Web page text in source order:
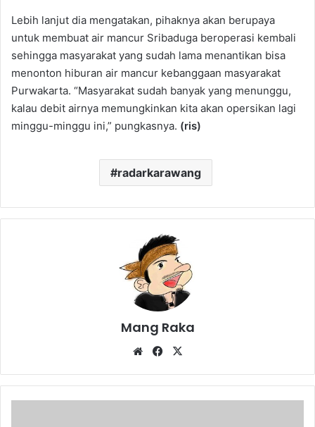
Lebih lanjut dia mengatakan, pihaknya akan berupaya
untuk membuat air mancur Sribaduga beroperasi kembali
sehingga masyarakat yang sudah lama menantikan bisa
menonton hiburan air mancur kebanggaan masyarakat
Purwakarta. “Masyarakat sudah banyak yang menunggu,
kalau debit airnya memungkinkan kita akan opersikan lagi
minggu-minggu ini,” pungkasnya. (ris)
radarkarawang
Mang Raka
WebsiteFacebook